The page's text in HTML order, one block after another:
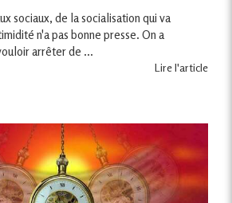
sociaux, de la socialisation qui va
n'a pas bonne presse. On a
arrêter de ...
Lire l'article